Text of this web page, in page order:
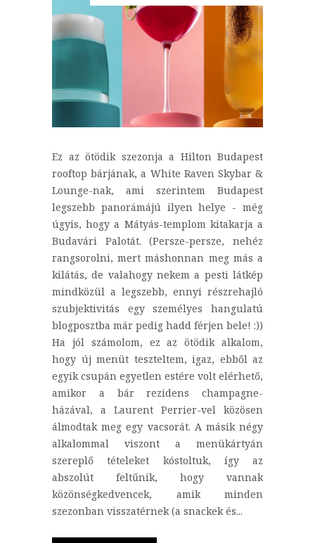
Ez az ötödik szezonja a Hilton Budapest
rooftop bárjának, a White Raven Skybar &
Lounge-nak, ami szerintem Budapest
legszebb panorámájú ilyen helye - még
úgyis, hogy a Mátyás-templom kitakarja a
Budavári Palotát. (Persze-persze, nehéz
rangsorolni, mert máshonnan meg más a
kilátás, de valahogy nekem a pesti látkép
mindközül a legszebb, ennyi részrehajló
szubjektivitás egy személyes hangulatú
blogposztba már pedig hadd férjen bele! :))
Ha jól számolom, ez az ötödik alkalom,
hogy új menüt teszteltem, igaz, ebből az
egyik csupán egyetlen estére volt elérhető,
amikor a bár rezidens champagne-
házával, a Laurent Perrier-vel közösen
álmodtak meg egy vacsorát. A másik négy
alkalommal viszont a menükártyán
szereplő tételeket kóstoltuk, így az
abszolút feltűnik, hogy vannak
közönségkedvencek, amik minden
szezonban visszatérnek (a snackek és...